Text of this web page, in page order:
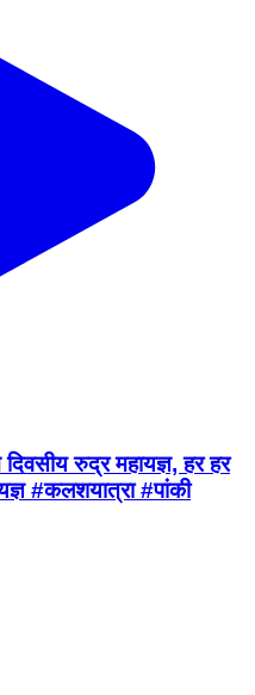
रुद्र महायज्ञ, हर हर
#कलशयात्रा #पांकी